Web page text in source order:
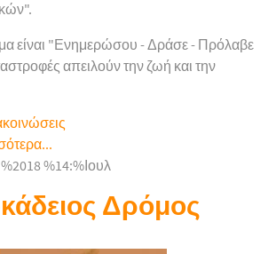
είναι "Ενημερώσου - Δράσε - Πρόλαβε
απειλούν την ζωή και την
%14:%Ιουλ
Δρόμος